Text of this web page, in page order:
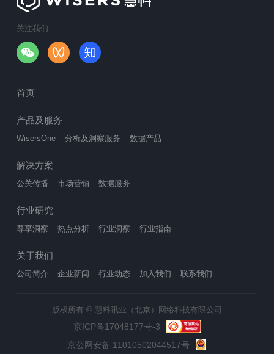
关注我们
首页
产品及服务
WisersOne 分析及洞察服务 数据产品
解决方案
公关传播 市场营销 数据服务
行业研究
尊享洞察 热点分析 行业洞察 行业指南
关于我们
公司简介 企业新闻 行业动态 加入我们 联系我们
版权所有 © 慧科讯业（北京）网络科技有限公司
京ICP备17048177号-3
京公网安备 11010502044517号